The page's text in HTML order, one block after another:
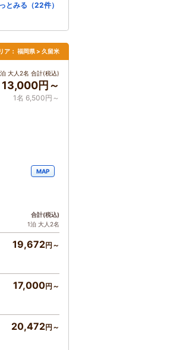
とみる（22件）
ア： 福岡県 > 久留米
大人2名 合計(税込)
13,000円～
1名 6,500円～
MAP
合計(税込)
1泊 大人2名
19,672円～
17,000円～
20,472円～